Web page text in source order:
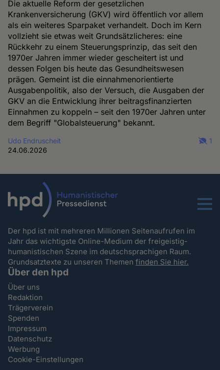
Die aktuelle Reform der gesetzlichen
Krankenversicherung (GKV) wird öffentlich vor allem
als ein weiteres Sparpaket verhandelt. Doch im Kern
vollzieht sie etwas weit Grundsätzlicheres: eine
Rückkehr zu einem Steuerungsprinzip, das seit den
1970er Jahren immer wieder gescheitert ist und
dessen Folgen bis heute das Gesundheitswesen
prägen. Gemeint ist die einnahmenorientierte
Ausgabenpolitik, also der Versuch, die Ausgaben der
GKV an die Entwicklung ihrer beitragsfinanzierten
Einnahmen zu koppeln – seit den 1970er Jahren unter
dem Begriff "Globalsteuerung" bekannt.
Udo Endruscheit
24.06.2026
1
Menu
Der hpd ist mit mehreren Millionen Seitenaufrufen im
Jahr das wichtigste Online-Medium der freigeistig-
humanistischen Szene im deutschsprachigen Raum.
Grundsatztexte zu unseren Themenfinden Sie hier.
Über den hpd
Über uns
Redaktion
Trägerverein
Spenden
Impressum
Datenschutz
Werbung
Cookie-Einstellungen